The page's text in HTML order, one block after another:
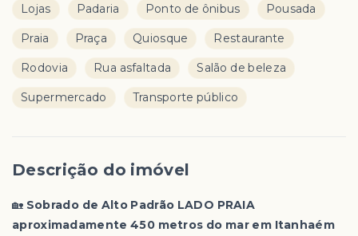
Lojas Padaria Ponto de ônibus Pousada
Praia Praça Quiosque Restaurante
Rodovia Rua asfaltada Salão de beleza
Supermercado Transporte público
Descrição do imóvel
🏡 Sobrado de Alto Padrão LADO PRAIA
aproximadamente 450 metros do mar em Itanhaém